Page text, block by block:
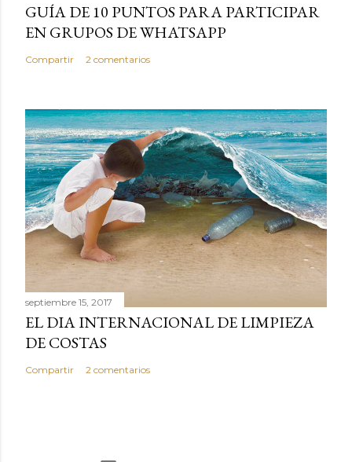
GUÍA DE 10 PUNTOS PARA PARTICIPAR
EN GRUPOS DE WHATSAPP
Compartir 2 comentarios
septiembre 15, 2017
EL DIA INTERNACIONAL DE LIMPIEZA
DE COSTAS
Compartir 2 comentarios